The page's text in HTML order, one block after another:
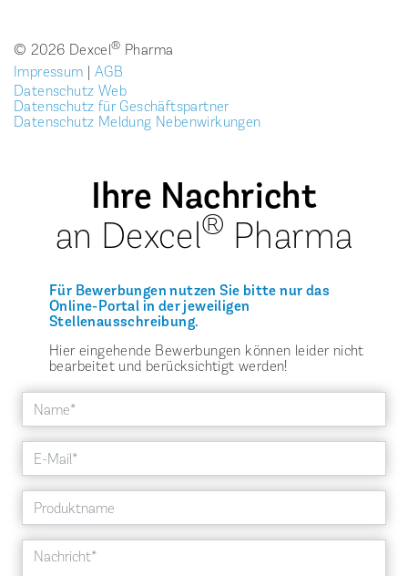
© 2026 Dexcel® Pharma
Impressum
AGB
Datenschutz Web
Datenschutz für Geschäftspartner
Datenschutz Meldung Nebenwirkungen
Ihre Nachricht
an Dexcel® Pharma
Für Bewerbungen nutzen Sie bitte nur das
Online-Portal in der jeweiligen
Stellenausschreibung.
Hier eingehende Bewerbungen können leider nicht
bearbeitet und berücksichtigt werden!
Nachricht